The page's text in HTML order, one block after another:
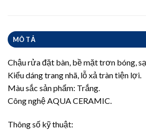
MÔ TẢ
Chậu rửa đặt bàn, bề mặt trơn bóng,
Kiểu dáng trang nhã, lỗ xả tràn tiện lợi.
Màu sắc sản phẩm: Trắng.
Công nghệ AQUA CERAMIC.
Thông số kỹ thuật: